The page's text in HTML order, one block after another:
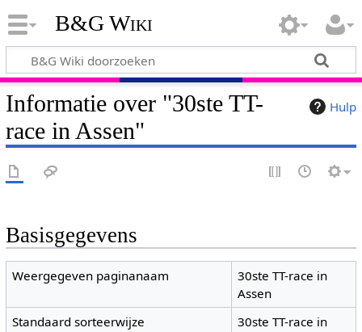
B&G Wiki
Hulp
Informatie over "30ste TT-
race in Assen"
Basisgegevens
Weergegeven paginanaam
30ste TT-race in
Assen
Standaard sorteerwijze
30ste TT-race in